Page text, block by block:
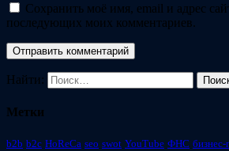
Сохранить моё имя, email и адрес
последующих моих комментариев.
Найти:
Метки
b2b b2c HoReCa seo swot YouTube ФНС бизнес-